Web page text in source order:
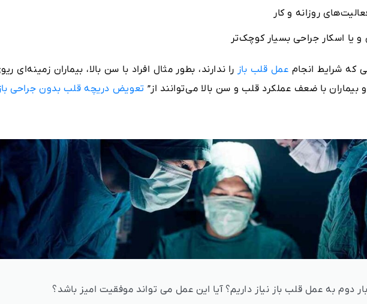
روزانه و کار
یا اسکار جراحی بسیار کوچک‌تر
که شرایط انجام عمل قلب باز را ندارند، بطور مثال افراد با سن بالا، بیماران زمینه‌ای
بیماران با ضعف عملکرد قلب و سن بالا می‌توانند از” تعویض دریچه قلب بدون جراحی
دوم به عمل قلب باز نیاز داریم؟ آیا این عمل می تواند موفقیت امیز باشد؟